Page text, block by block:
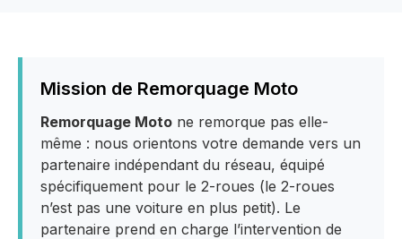
Mission de Remorquage Moto
Remorquage Moto ne remorque pas elle-
même : nous orientons votre demande vers un
partenaire indépendant du réseau, équipé
spécifiquement pour le 2-roues (le 2-roues
n’est pas une voiture en plus petit). Le
partenaire prend en charge l’intervention de